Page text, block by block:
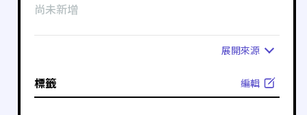
尚未新增
展開來源
標籤 編輯